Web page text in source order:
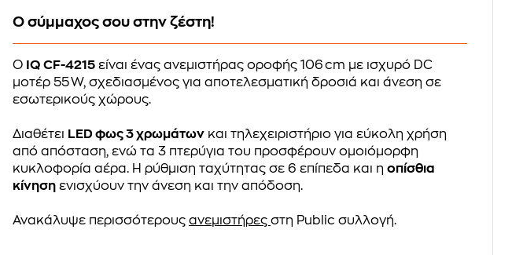
Ο σύμμαχος σου στην ζέστη!
Ο IQ CF-4215 είναι ένας ανεμιστήρας οροφής 106 cm με ισχυρό DC
μοτέρ 55 W, σχεδιασμένος για αποτελεσματική δροσιά και άνεση σε
εσωτερικούς χώρους.
Διαθέτει LED φως 3 χρωμάτων και τηλεχειριστήριο για εύκολη χρήση
από απόσταση, ενώ τα 3 πτερύγια του προσφέρουν ομοιόμορφη
κυκλοφορία αέρα. Η ρύθμιση ταχύτητας σε 6 επίπεδα και ηοπίσθια
κίνηση ενισχύουν την άνεση και την απόδοση.
Ανακάλυψε περισσότερουςανεμιστήρεςστη Public συλλογή.